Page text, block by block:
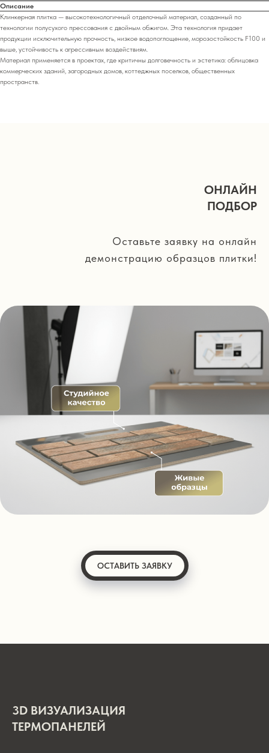
Описание
Клинкерная плитка — высокотехнологичный отделочный материал, созданный по
технологии полусухого прессования с двойным обжигом. Эта технология придает
продукции исключительную прочность, низкое водопоглощение, морозостойкость F100 и
выше, устойчивость к агрессивным воздействиям.
Материал применяется в проектах, где критичны долговечность и эстетика: облицовка
коммерческих зданий, загородных домов, коттеджных поселков, общественных
пространств.
ОНЛАЙН
ПОДБОР
Оставьте заявку на онлайн
демонстрацию образцов плитки!
ОСТАВИТЬ ЗАЯВКУ
3D ВИЗУАЛИЗАЦИЯ
ТЕРМОПАНЕЛЕЙ